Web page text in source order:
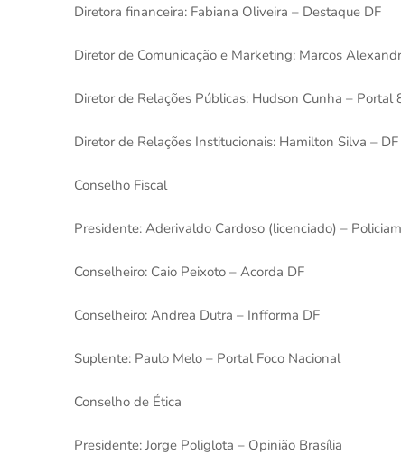
Diretora financeira: Fabiana Oliveira – Destaque DF
Diretor de Comunicação e Marketing: Marcos
Diretor de Relações Públicas: Hudson Cunha – Portal
Diretor de Relações Institucionais: Hamilton Silva –
Conselho Fiscal
Presidente: Aderivaldo Cardoso (licenciado) –
Conselheiro: Caio Peixoto – Acorda DF
Conselheiro: Andrea Dutra – Infforma DF
Suplente: Paulo Melo – Portal Foco Nacional
Conselho de Ética
Presidente: Jorge Poliglota – Opinião Brasília